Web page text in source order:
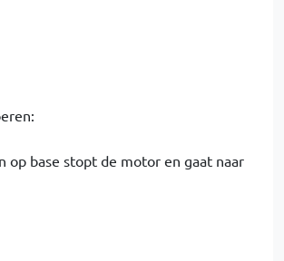
op base stopt de motor en gaat naar